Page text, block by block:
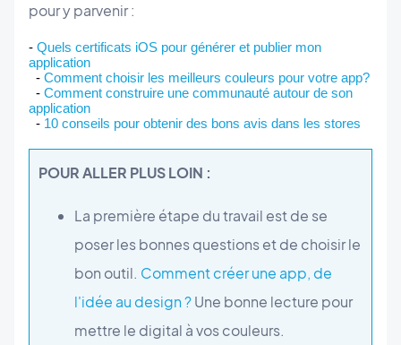
pour y parvenir :
- Quels certificats iOS pour générer et publier mon
application
  -
Comment choisir les meilleurs couleurs pour votre app?
  -
Comment construire une communauté autour de son
application
  -
10 conseils pour obtenir des bons avis dans les stores
POUR ALLER PLUS LOIN :
La première étape du travail est de se
poser les bonnes questions et de choisir le
bon outil. Comment créer une app, de
l'idée au design ?Une bonne lecture pour
mettre le digital à vos couleurs.